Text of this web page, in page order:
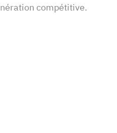
compétitive.